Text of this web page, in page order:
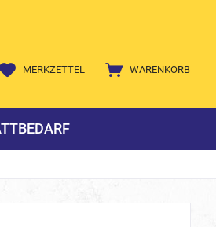
WARENKORB
MERKZETTEL